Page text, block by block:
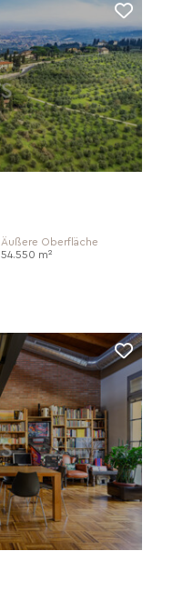
Äußere Oberfläche
54.550 m²